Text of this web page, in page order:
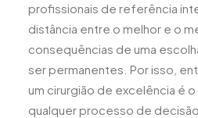
profissionais de referência
distância entre o melhor e o
consequências de uma
ser permanentes. Por isso,
um cirurgião de excelência é
qualquer processo de